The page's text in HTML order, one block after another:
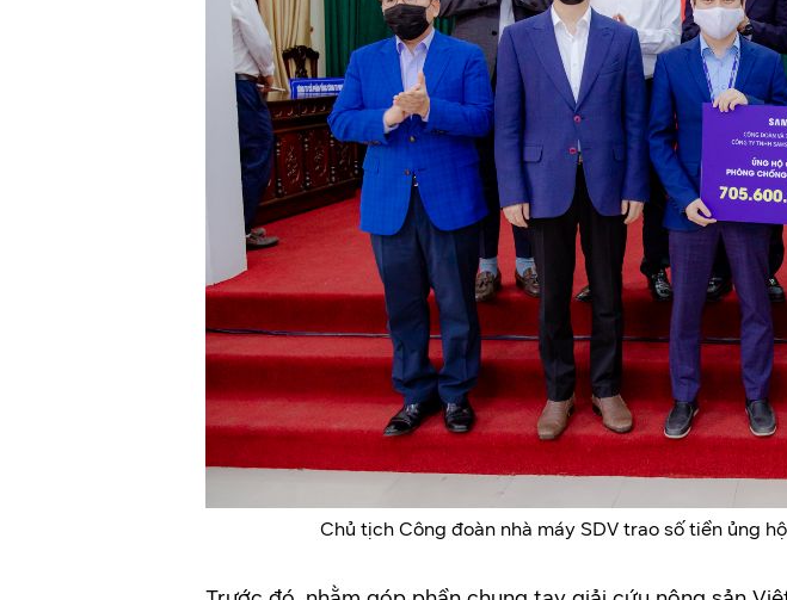
Chủ tịch Công đoàn nhà máy SDV trao số tiền ủng